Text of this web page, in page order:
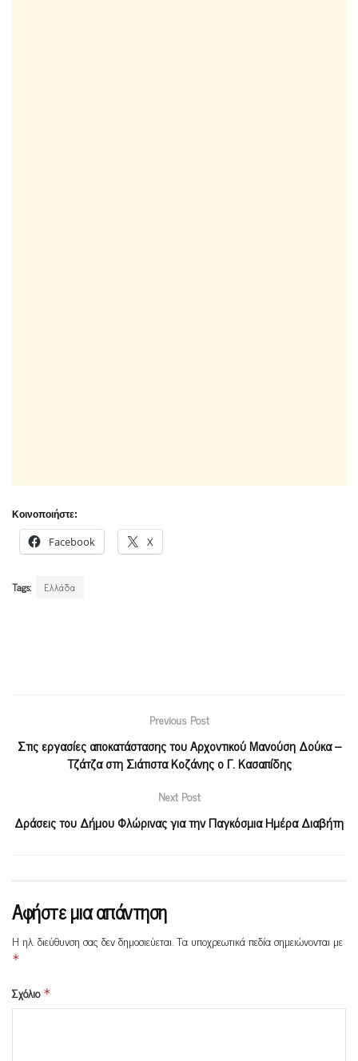
Κοινοποιήστε:
Facebook X
Tags: Ελλάδα
Previous Post
Στις εργασίες αποκατάστασης του Αρχοντικού Μανούση Δούκα –
Τζάτζα στη Σιάτιστα Κοζάνης ο Γ. Κασαπίδης
Next Post
Δράσεις του Δήμου Φλώρινας για την Παγκόσμια Ημέρα Διαβήτη
Αφήστε μια απάντηση
Η ηλ. διεύθυνση σας δεν δημοσιεύεται.Τα υποχρεωτικά πεδία σημειώνονται με
*
Σχόλιο *